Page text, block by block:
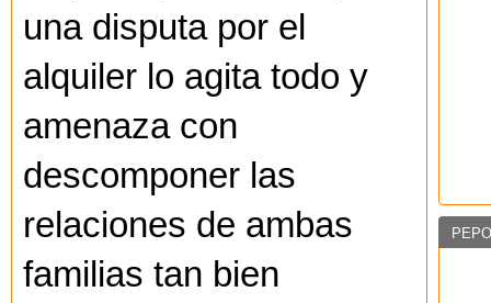
una disputa por el
alquiler lo agita todo y
amenaza con
descomponer las
relaciones de ambas
familias tan bien